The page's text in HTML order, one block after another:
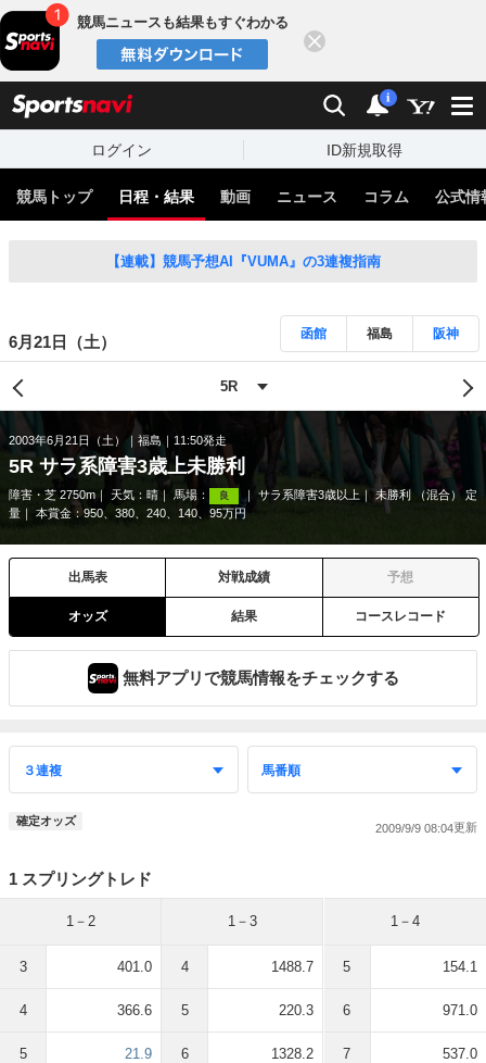
競馬ニュースも結果もすぐわかる
検索 通知
i
ログイン ID新規取得
競馬トップ 日程・結果 動画 ニュース コラム 公式情
【連載】競馬予想AI『VUMA』の3連複指南
6月21日（土） 函館 福島 阪神
2003年6月21日（土） 福島 11:50発走
5R サラ系障害3歳上未勝利
障害・芝 2750m 天気： 晴 馬場： 良 サラ系障害3歳以上
未勝利 （混合） 定
量
本賞金：950、380、240、140、95万円
出馬表 対戦成績 予想
オッズ 結果 コースレコード
無料アプリで競馬情報をチェックする
確定オッズ
2009/9/9 08:04
1 スプリングトレド
1－2
3 401.0
4 366.6
5 21.9
1－3
4 1488.7
5 220.3
6 1328.2
1－4
5 154.1
6 971.0
7 537.0